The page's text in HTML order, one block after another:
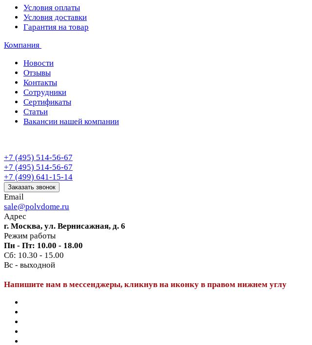
Условия оплаты
Условия доставки
Гарантия на товар
Компания
Новости
Отзывы
Контакты
Сотрудники
Сертификаты
Статьи
Вакансии нашей компании
+7 (495) 514-56-67
+7 (495) 514-56-67
+7 (499) 641-15-14
Заказать звонок
Email
sale@polvdome.ru
Адрес
г. Москва, ул. Вернисажная, д. 6
Режим работы
Пн - Пт: 10.00 - 18.00
Сб: 10.30 - 15.00
Вс - выходной
Напишите нам в мессенджеры, кликнув на иконку в правом нижнем углу